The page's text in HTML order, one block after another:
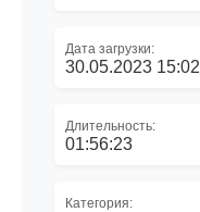
Дата загрузки:
30.05.2023 15:02
Длительность:
01:56:23
Категория: